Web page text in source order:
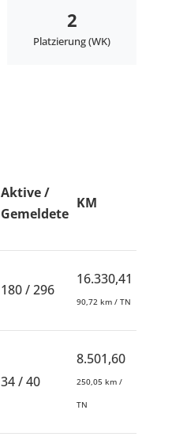
2
Platzierung (WK)
Aktive /
Gemeldete
KM
180 / 296
16.330,41
90,72 km / TN
34 / 40
8.501,60
250,05 km /
TN